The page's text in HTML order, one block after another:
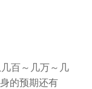
百～几万～几
的预期还有